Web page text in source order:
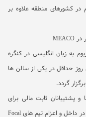
کارگاه و 3 سمپوزیوم در کشورهای منطقه علاوه بر
در MEACO
به زبان انگلیسی در کنگره
که در سال 1393 در طول روز حداقل در یکی از سالن ها
گردد.
پشتیبانان ثابت مالی برای
داخل و اعزام تیم های Focal